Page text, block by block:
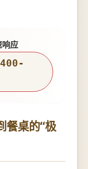
响应
餐桌的“极